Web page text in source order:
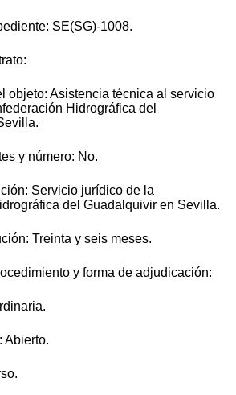
SE(SG)-1008.
objeto: Asistencia técnica al servicio
Hidrográfica del
y número: No.
Servicio jurídico de la
del Guadalquivir en Sevilla.
Treinta y seis meses.
y forma de adjudicación:
Abierto.